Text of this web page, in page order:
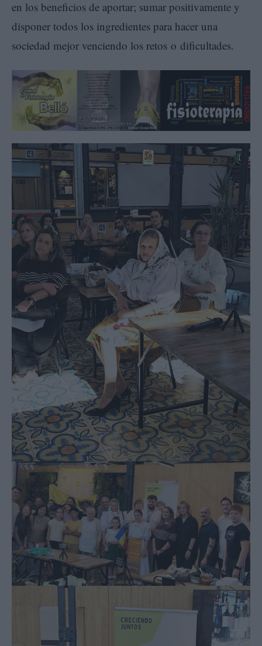
en los beneficios de aportar; sumar positivamente y
disponer todos los ingredientes para hacer una
sociedad mejor venciendo los retos o dificultades.